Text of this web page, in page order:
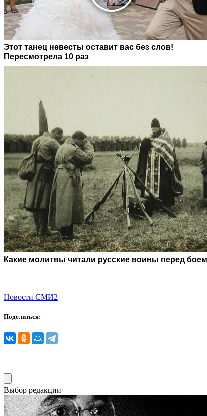
Этот танец невесты оставит вас без слов!
Пересмотрела 10 раз
Какие молитвы читали русские воины перед боем
Новости СМИ2
Поделиться:
Выбор редакции